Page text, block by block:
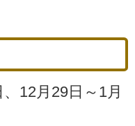
12月29日～1月